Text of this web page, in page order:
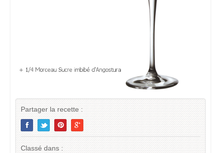
Partager la recette :
Classé dans :